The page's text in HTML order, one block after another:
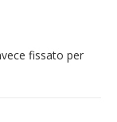
fissato per